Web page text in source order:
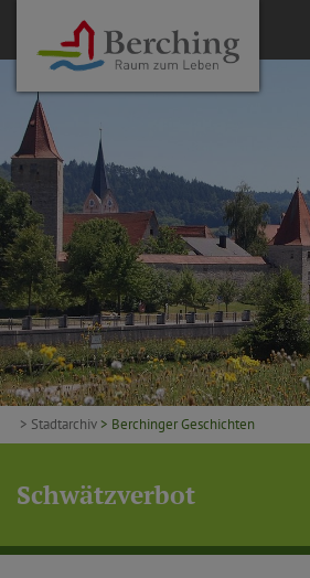
> Stadtarchiv > Berchinger Geschichten
Schwätzverbot